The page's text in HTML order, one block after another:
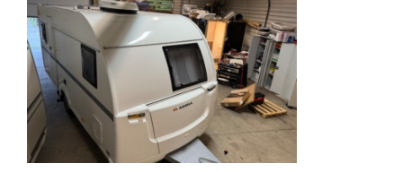
Ultra
Comfort ‘
airco
Airco
montage